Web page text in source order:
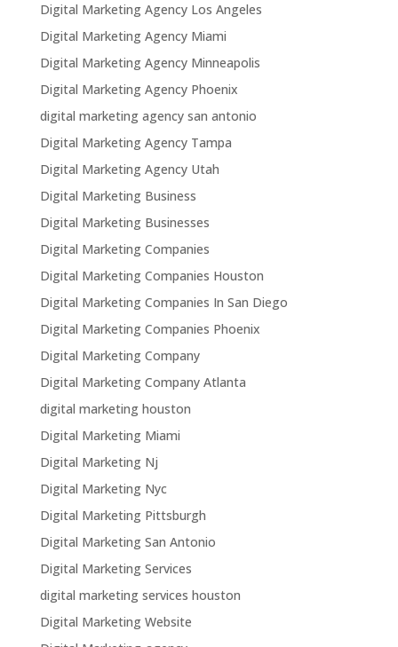
Digital Marketing Agency Los Angeles
Digital Marketing Agency Miami
Digital Marketing Agency Minneapolis
Digital Marketing Agency Phoenix
digital marketing agency san antonio
Digital Marketing Agency Tampa
Digital Marketing Agency Utah
Digital Marketing Business
Digital Marketing Businesses
Digital Marketing Companies
Digital Marketing Companies Houston
Digital Marketing Companies In San Diego
Digital Marketing Companies Phoenix
Digital Marketing Company
Digital Marketing Company Atlanta
digital marketing houston
Digital Marketing Miami
Digital Marketing Nj
Digital Marketing Nyc
Digital Marketing Pittsburgh
Digital Marketing San Antonio
Digital Marketing Services
digital marketing services houston
Digital Marketing Website